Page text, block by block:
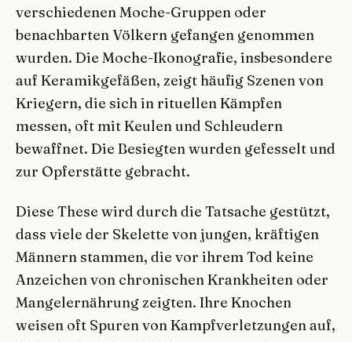
verschiedenen Moche-Gruppen oder
benachbarten Völkern gefangen genommen
wurden. Die Moche-Ikonografie, insbesondere
auf Keramikgefäßen, zeigt häufig Szenen von
Kriegern, die sich in rituellen Kämpfen
messen, oft mit Keulen und Schleudern
bewaffnet. Die Besiegten wurden gefesselt und
zur Opferstätte gebracht.
Diese These wird durch die Tatsache gestützt,
dass viele der Skelette von jungen, kräftigen
Männern stammen, die vor ihrem Tod keine
Anzeichen von chronischen Krankheiten oder
Mangelernährung zeigten. Ihre Knochen
weisen oft Spuren von Kampfverletzungen auf,